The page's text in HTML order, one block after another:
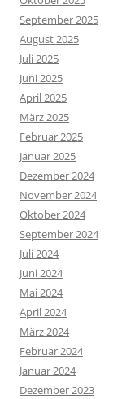
September 2025
August 2025
Juli 2025
Juni 2025
April 2025
März 2025
Februar 2025
Januar 2025
Dezember 2024
November 2024
Oktober 2024
September 2024
Juli 2024
Juni 2024
Mai 2024
April 2024
März 2024
Februar 2024
Januar 2024
Dezember 2023